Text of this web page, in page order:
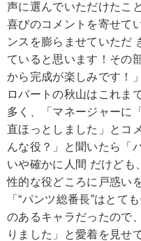
声に選んでいただけたこ
喜びのコメントを寄せて
ンスを膨らませていただ
ていると思います！その
から完成が楽しみです！
ロバートの秋山はこれま
多く、「マネージャーに
直ほっとしました」とコ
んな役？」と聞いたら「
いや確かに人間 だけども
性的な役どころに戸惑い
「“パンツ総番長”はとて
のあるキャラだったので
りました」と愛着を見せ